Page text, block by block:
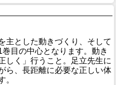
主とした動きづくり、そして
目の中心となります。動き
しく」行うこと。足立先生に
ら、長距離に必要な正しい体
。